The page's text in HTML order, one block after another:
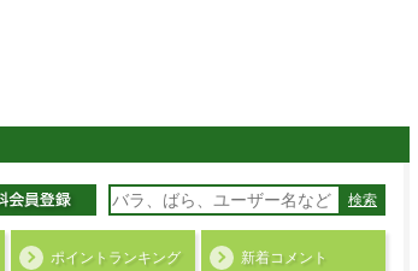
検索
ポイント ランキング 新着コメント